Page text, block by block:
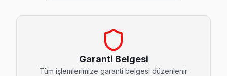
Asmalı Mescit Profilo Servis
Asmalı Mescit'de Profilo TV ses ama görüntü yok
Beyoğlu TV Servis Merkezi →
Garanti Belgesi
Tüm işlemlerimize garanti belgesi düzenlenir